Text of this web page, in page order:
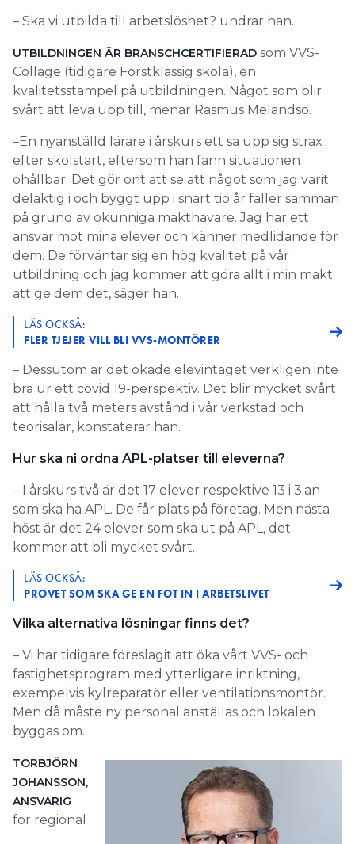
– Ska vi utbilda till arbetslöshet? undrar han.
UTBILDNINGEN ÄR BRANSCHCERTIFIERAD som VVS-
Collage (tidigare Förstklassig skola), en
kvalitetsstämpel på utbildningen. Något som blir
svårt att leva upp till, menar Rasmus Melandsö.
–En nyanställd lärare i årskurs ett sa upp sig strax
efter skolstart, eftersom han fann situationen
ohållbar. Det gör ont att se att något som jag varit
delaktig i och byggt upp i snart tio år faller samman
på grund av okunniga makthavare. Jag har ett
ansvar mot mina elever och känner medlidande för
dem. De förväntar sig en hög kvalitet på vår
utbildning och jag kommer att göra allt i min makt
att ge dem det, säger han.
LÄS OCKSÅ:
FLER TJEJER VILL BLI VVS-MONTÖRER
– Dessutom är det ökade elevintaget verkligen inte
bra ur ett covid 19-perspektiv. Det blir mycket svårt
att hålla två meters avstånd i vår verkstad och
teorisalar, konstaterar han.
Hur ska ni ordna APL-platser till eleverna?
– I årskurs två är det 17 elever respektive 13 i 3:an
som ska ha APL. De får plats på företag. Men nästa
höst är det 24 elever som ska ut på APL, det
kommer att bli mycket svårt.
LÄS OCKSÅ:
PROVET SOM SKA GE EN FOT IN I ARBETSLIVET
Vilka alternativa lösningar finns det?
– Vi har tidigare föreslagit att öka vårt VVS- och
fastighetsprogram med ytterligare inriktning,
exempelvis kylreparatör eller ventilationsmontör.
Men då måste ny personal anställas och lokalen
byggas om.
TORBJÖRN
JOHANSSON,
ANSVARIG
för regional